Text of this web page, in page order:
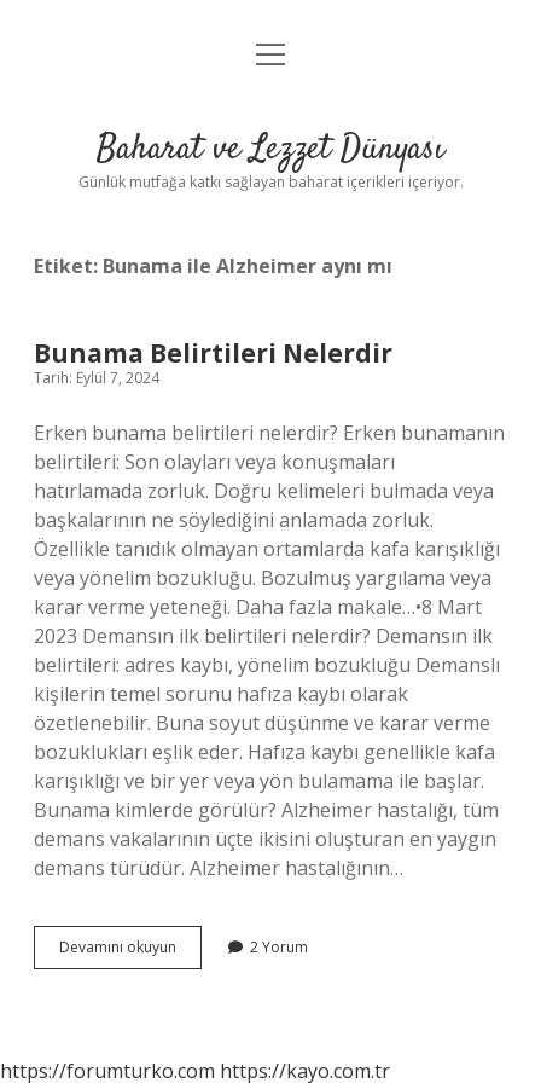
Anasayfa
Yasal Uyarı
menüyü
Baharat ve Lezzet Dünyası
Günlük mutfağa katkı sağlayan baharat içerikleri içeriyor.
Etiket: Bunama ile Alzheimer aynı mı
Bunama Belirtileri Nelerdir
Tarih: Eylül 7, 2024
Erken bunama belirtileri nelerdir? Erken bunamanın
belirtileri: Son olayları veya konuşmaları
hatırlamada zorluk. Doğru kelimeleri bulmada veya
başkalarının ne söylediğini anlamada zorluk.
Özellikle tanıdık olmayan ortamlarda kafa karışıklığı
veya yönelim bozukluğu. Bozulmuş yargılama veya
karar verme yeteneği. Daha fazla makale…•8 Mart
2023 Demansın ilk belirtileri nelerdir? Demansın ilk
belirtileri: adres kaybı, yönelim bozukluğu Demanslı
kişilerin temel sorunu hafıza kaybı olarak
özetlenebilir. Buna soyut düşünme ve karar verme
bozuklukları eşlik eder. Hafıza kaybı genellikle kafa
karışıklığı ve bir yer veya yön bulamama ile başlar.
Bunama kimlerde görülür? Alzheimer hastalığı, tüm
demans vakalarının üçte ikisini oluşturan en yaygın
demans türüdür. Alzheimer hastalığının…
Devamını okuyun Bunama
Belirtileri
2 Yorum
https://forumturko.com https://kayo.com.tr